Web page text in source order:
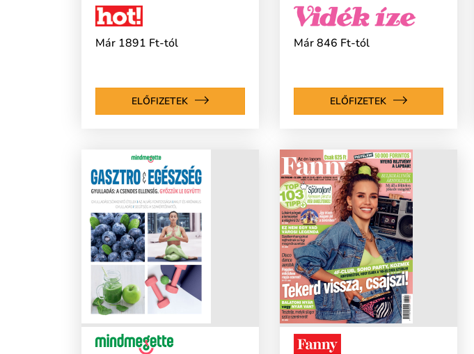
Már 1891 Ft-tól
ELŐFIZETEK
Már 846 Ft-tól
ELŐFIZETEK